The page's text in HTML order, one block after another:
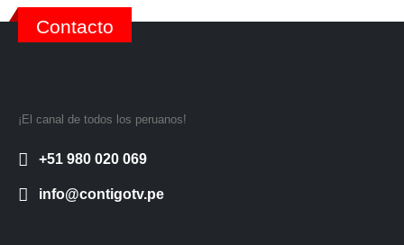
Contacto
¡El canal de todos los peruanos!
+51 980 020 069
info@contigotv.pe